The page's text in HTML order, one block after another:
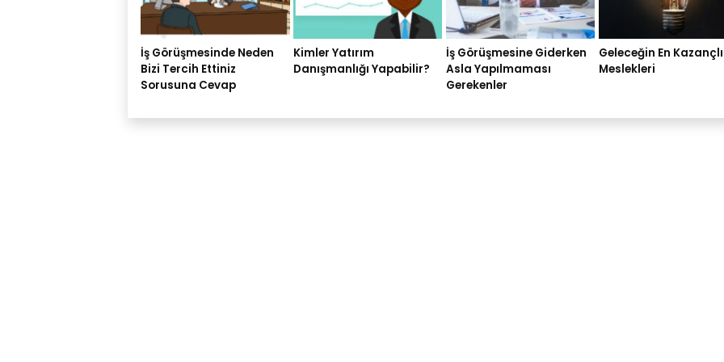
İş Görüşmesinde Neden
Bizi Tercih Ettiniz
Sorusuna Cevap
Kimler Yatırım
Danışmanlığı Yapabilir?
İş Görüşmesine Giderken
Asla Yapılmaması
Gerekenler
Geleceğin En Kazançlı
Meslekleri